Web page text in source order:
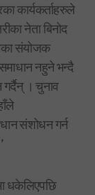
कार्यकर्ताहरुले
नेता बिनोद
संयोजक
नहुने भन्दै
। चुनाव
संशोधन गर्न
धकेलिएपछि